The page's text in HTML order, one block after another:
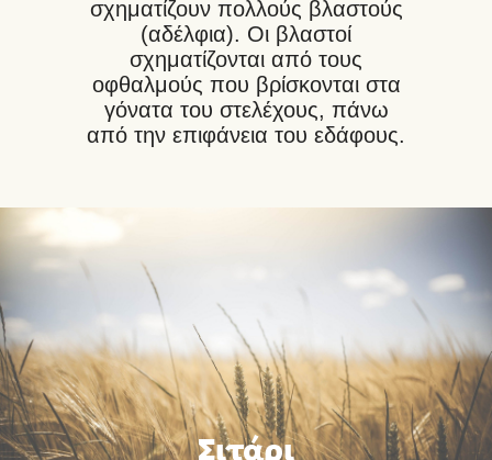
σχηματίζουν πολλούς βλαστούς
(αδέλφια). Οι βλαστοί
σχηματίζονται από τους
οφθαλμούς που βρίσκονται στα
γόνατα του στελέχους, πάνω
από την επιφάνεια του εδάφους.
Σιτάρι